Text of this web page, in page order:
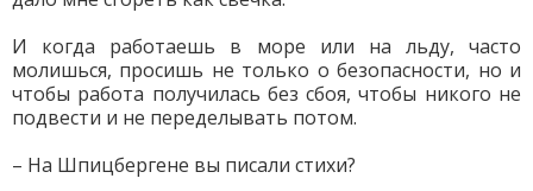
И когда работаешь в море или на льду, часто
молишься, просишь не только о безопасности, но и
чтобы работа получилась без сбоя, чтобы никого не
подвести и не переделывать потом.
– На Шпицбергене вы писали стихи?